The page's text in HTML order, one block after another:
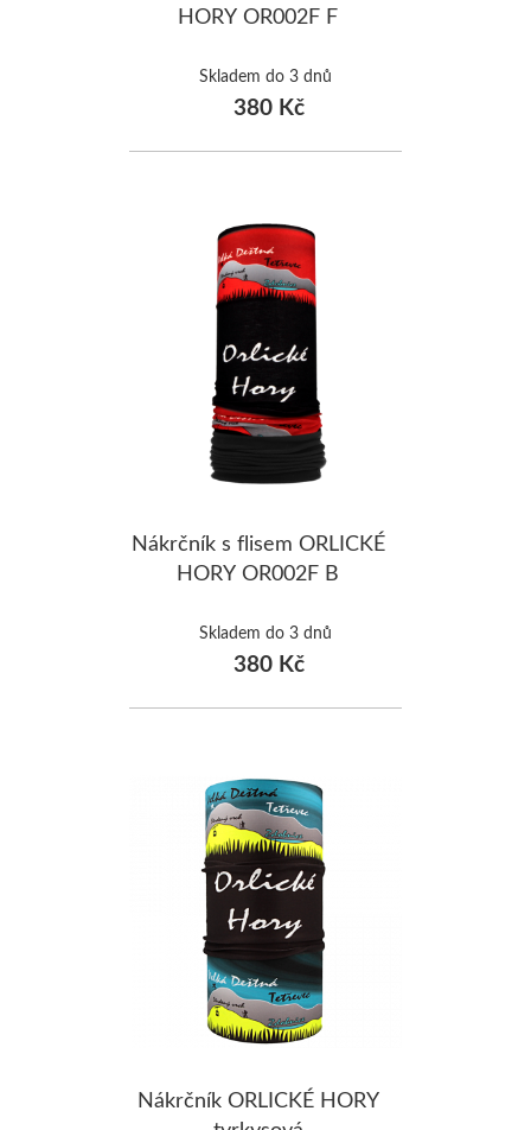
HORY OR002F F
Skladem do 3 dnů
380 Kč
Nákrčník s flisem ORLICKÉ
HORY OR002F B
Skladem do 3 dnů
380 Kč
Nákrčník ORLICKÉ HORY